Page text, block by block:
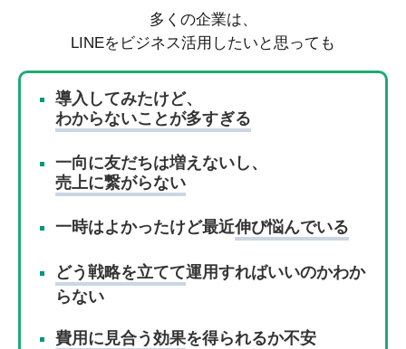
多くの企業は、
LINEをビジネス活用したいと思っても
導入してみたけど、
わからないことが多すぎる
一向に友だちは増えないし、
売上に繋がらない
一時はよかったけど最近伸び悩んでいる
どう戦略を立てて運用すればいいのかわか
らない
費用に見合う効果を得られるか不安